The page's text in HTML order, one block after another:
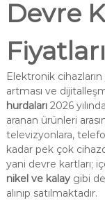
Devre
Elektronik
artması ve
hurdaları2026
aranan ürünleri
televizyonlara,
kadar pek çok
yani devre kartları;
nikel ve kalaygibi
alınıp satılmaktadır.